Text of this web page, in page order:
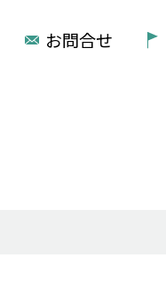
お問合せ